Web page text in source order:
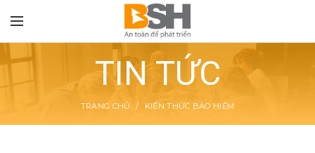
TIN TỨC
TRANG CHỦ KIẾN THỨC BẢO HIỂM